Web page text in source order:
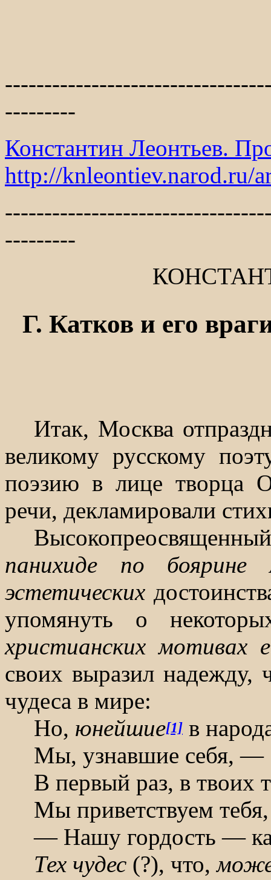
---------
Константин Леонтьев.
http://knleontiev.narod.ru/
---------
Г. Катков и его
Итак, Москва
великому русскому
поэзию в лице творца
речи, декламировали
панихиде по боярине
эстетических
упомянуть о
христианских мотивах
своих выразил надежду,
чудеса в мире:
Но, юнейшие[1] в
Мы, узнавшие себя, —
В первый раз, в твоих
Мы приветствуем тебя,
— Нашу гордость —
Тех чудес (?), что,